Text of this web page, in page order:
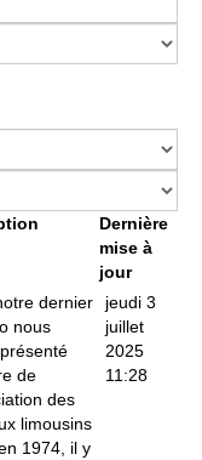
Dernière
mise à
jour
dernier
nous
de
des
limousins
1974, il y
jeudi 3
juillet
2025
11:28